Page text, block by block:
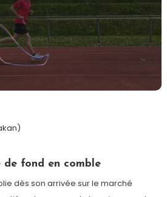
fond en comble
dès son arrivée sur le marché